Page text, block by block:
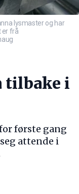
lysmaster og har
er frå
tilbake i
første gang
attende i